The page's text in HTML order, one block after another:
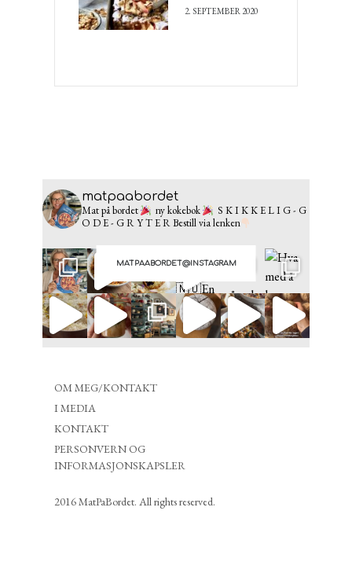
2. SEPTEMBER 2020
MATPAABORDET@INSTAGRAM
matpaabordet
Mat på bordet ny kokebok
S K I K K E L I G - G
O D E - G R Y T E RBestill via lenken
OM MEG/KONTAKT
I MEDIA
KONTAKT
PERSONVERN OG
INFORMASJONSKAPSLER
2016 MatPaBordet. All rights reserved.